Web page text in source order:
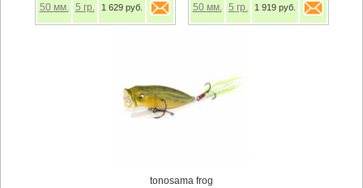
50 мм. 5 гр. 1 629 руб. 50 мм. 5 гр. 1 919 руб.
tonosama frog